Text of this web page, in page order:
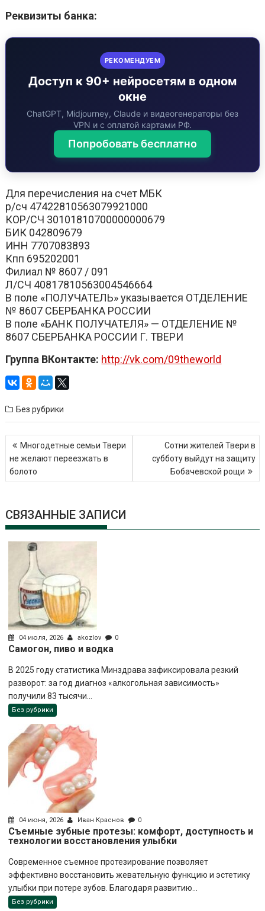
Реквизиты банка:
РЕКОМЕНДУЕМ
Доступ к 90+ нейросетям в одном
окне
ChatGPT, Midjourney, Claude и видеогенераторы без
VPN и с оплатой картами РФ.
Попробовать бесплатно
Для перечисления на счет МБК
р/сч 47422810563079921000
КОР/СЧ 30101810700000000679
БИК 042809679
ИНН 7707083893
Кпп 695202001
Филиал № 8607 / 091
Л/СЧ 40817810563004546664
В поле «ПОЛУЧАТЕЛЬ» указывается ОТДЕЛЕНИЕ
№ 8607 СБЕРБАНКА РОССИИ
В поле «БАНК ПОЛУЧАТЕЛЯ» — ОТДЕЛЕНИЕ №
8607 СБЕРБАНКА РОССИИ Г. ТВЕРИ
Группа ВКонтакте: http://vk.com/09theworld
Без рубрики
Навигация
по
записям
Многодетные семьи Твери
не желают переезжать в
болото
Сотни жителей Твери в
субботу выйдут на защиту
Бобачевской рощи
СВЯЗАННЫЕ ЗАПИСИ
04 июля, 2026 akozlov 0
Самогон, пиво и водка
В 2025 году статистика Минздрава зафиксировала резкий
разворот: за год диагноз «алкогольная зависимость»
получили 83 тысячи...
Без рубрики
04 июня, 2026 Иван Краснов 0
Съемные зубные протезы: комфорт, доступность и
технологии восстановления улыбки
Современное съемное протезирование позволяет
эффективно восстановить жевательную функцию и эстетику
улыбки при потере зубов. Благодаря развитию...
Без рубрики